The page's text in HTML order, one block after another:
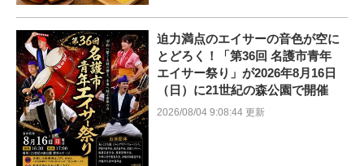
迫力満点のエイサーの音色が空に
とどろく！「第36回 名護市青年
エイサー祭り」が2026年8月16日
（日）に21世紀の森公園で開催
2026/08/04 9:08:44 更新